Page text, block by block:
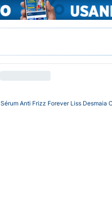
Sérum Anti Frizz Forever Liss Desmaia